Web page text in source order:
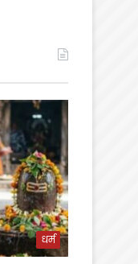
धर्म